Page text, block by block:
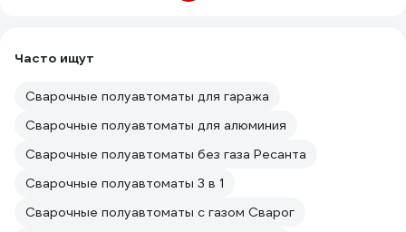
Часто ищут
Сварочные полуавтоматы для гаража
Сварочные полуавтоматы для алюминия
Сварочные полуавтоматы без газа Ресанта
Сварочные полуавтоматы 3 в 1
Сварочные полуавтоматы с газом Сварог